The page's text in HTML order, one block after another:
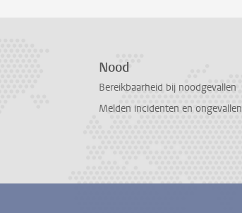
Nood
Bereikbaarheid bij noodgevallen
Melden incidenten en ongevallen